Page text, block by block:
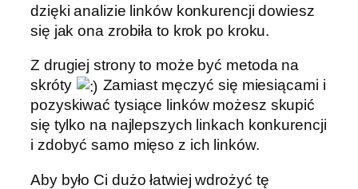
dzięki analizie linków konkurencji dowiesz
się jak ona zrobiła to krok po kroku.
Z drugiej strony to może być metoda na
skróty
Zamiast męczyć się miesiącami i
pozyskiwać tysiące linków możesz skupić
się tylko na najlepszych linkach konkurencji
i zdobyć samo mięso z ich linków.
Aby było Ci dużo łatwiej wdrożyć tę